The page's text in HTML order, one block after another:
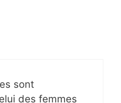
sont
des femmes